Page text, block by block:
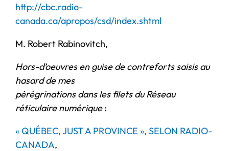
http://cbc.radio-
canada.ca/apropos/csd/index.shtml
M. Robert Rabinovitch,
Hors-d’oeuvres en guise de contreforts saisis au
hasard de mes
pérégrinations dans les filets du Réseau
réticulaire numérique:
« QUÉBEC, JUST A PROVINCE », SELON RADIO-
CANADA,